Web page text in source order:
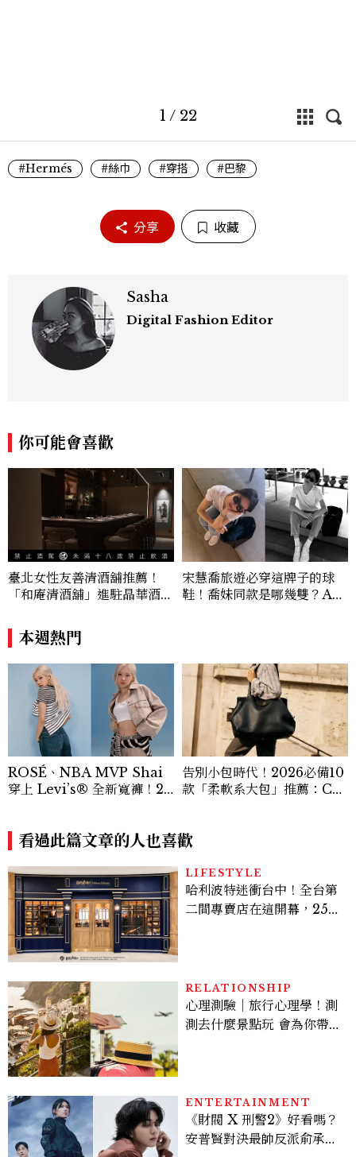
1 / 22
#Hermés #絲巾 #穿搭 #巴黎
分享 收藏
Sasha
Digital Fashion Editor
你可能會喜歡
臺北女性友善清酒舖推薦！
「和庵清酒舖」進駐晶華酒
180元起輕鬆微醺
宋慧喬旅遊必穿這牌子的球
鞋！喬妹同款是哪幾雙？AU
本週熱門
ROSÉ、NBA MVP Shai
穿上 Levi’s® 全新寬褲！20
告別小包時代！2026必備10
款「柔軟系大包」推薦：Ch
看過此篇文章的人也喜歡
LIFESTYLE
哈利波特迷衝台中！全台第
二間專賣店在這開幕，25週
RELATIONSHIP
心理測驗｜旅行心理學！測
測去什麼景點玩 會為你帶來
ENTERTAINMENT
《財閥 X 刑警2》好看嗎？
安普賢對決最帥反派俞承